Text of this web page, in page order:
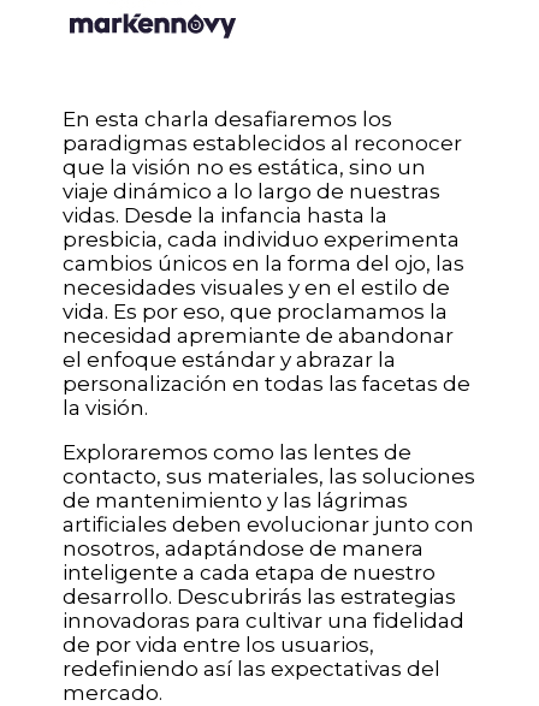
En esta charla desafiaremos los
paradigmas establecidos al reconocer
que la visión no es estática, sino un
viaje dinámico a lo largo de nuestras
vidas. Desde la infancia hasta la
presbicia, cada individuo experimenta
cambios únicos en la forma del ojo, las
necesidades visuales y en el estilo de
vida. Es por eso, que proclamamos la
necesidad apremiante de abandonar
el enfoque estándar y abrazar la
personalización en todas las facetas de
la visión.
Exploraremos como las lentes de
contacto, sus materiales, las soluciones
de mantenimiento y las lágrimas
artificiales deben evolucionar junto con
nosotros, adaptándose de manera
inteligente a cada etapa de nuestro
desarrollo. Descubrirás las estrategias
innovadoras para cultivar una fidelidad
de por vida entre los usuarios,
redefiniendo así las expectativas del
mercado.